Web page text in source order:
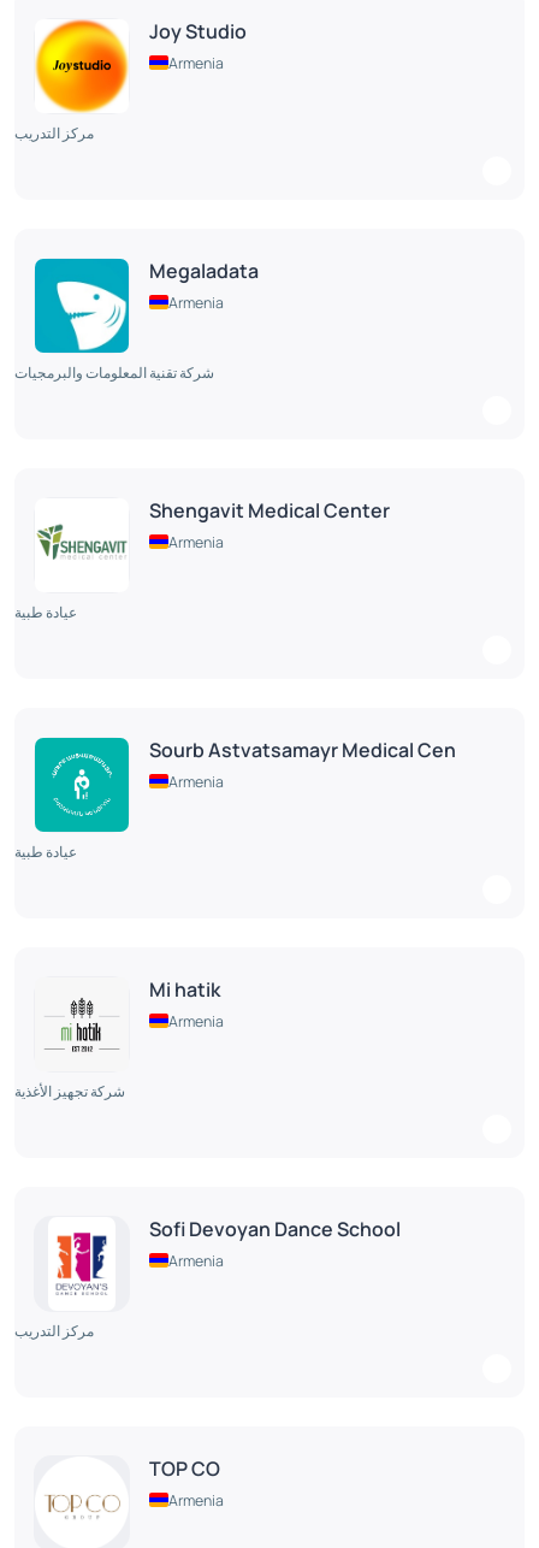
Joy Studio
Armenia
مركز التدريب
Megaladata
Armenia
شركة تقنية المعلومات والبرمجيات
Shengavit Medical Center
Armenia
عيادة طبية
Sourb Astvatsamayr Medical Cen
Armenia
عيادة طبية
Mi hatik
Armenia
شركة تجهيز الأغذية
Sofi Devoyan Dance School
Armenia
مركز التدريب
TOP CO
Armenia